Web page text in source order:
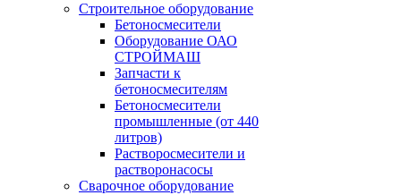
Строительное оборудование
Бетоносмесители
Оборудование ОАО
СТРОЙМАШ
Запчасти к
бетоносмесителям
Бетоносмесители
промышленные (от 440
литров)
Растворосмесители и
растворонасосы
Сварочное оборудование